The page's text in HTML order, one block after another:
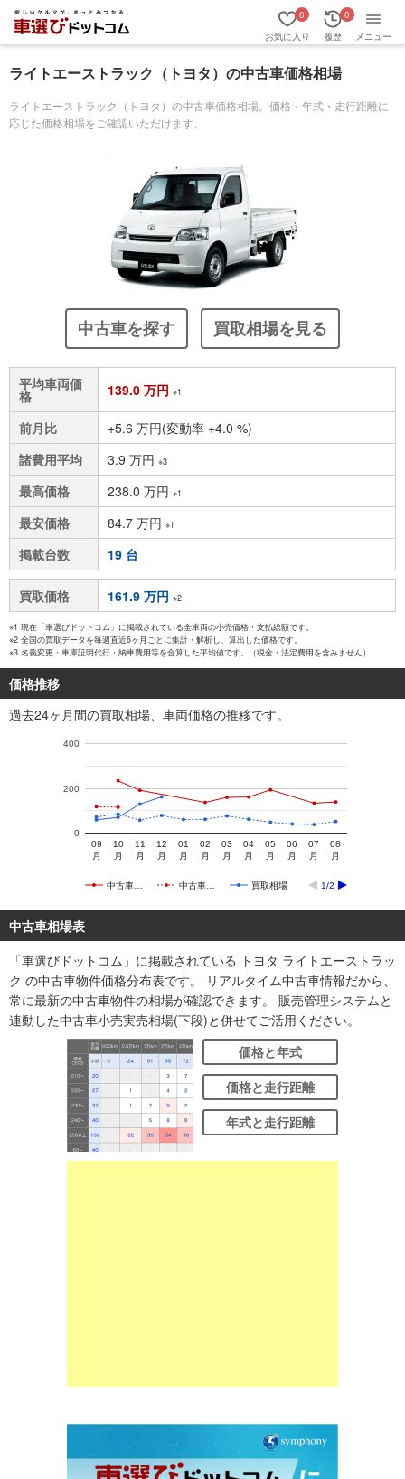
お気に入り
0
履歴
0
メニュー
ライトエーストラック（トヨタ）の中古車価格相場
ライトエーストラック（トヨタ）の中古車価格相場。価格・年式・走行距離に
応じた価格相場をご確認いただけます。
中古車を探す 買取相場を見る
平均車両価
格 139.0 万円 ※1
前月比
+5.6 万円(変動率 +4.0 %)
諸費用平均
3.9 万円 ※3
最高価格 238.0 万円 ※1
最安価格 84.7 万円 ※1
掲載台数 19 台
買取価格 161.9 万円 ※2
※1 現在「車選びドットコム」に掲載されている全車両の小売価格・支払総額です。
※2 全国の買取データを毎週直近6ヶ月ごとに集計・解析し、算出した価格です。
※3 名義変更・車庫証明代行・納車費用等を合算した平均値です。（税金・法定費用を含みません）
価格推移
過去24ヶ月間の買取相場、車両価格の推移です。
中古車… 中古車… 買取相場 1/2
09
月
10
月
11
月
12
月
01
月
02
月
03
月
04
月
05
月
06
月
07
月
08
月
0
200
400
中古車相場表
「車選びドットコム」に掲載されている トヨタ ライトエーストラッ
ク の中古車物件価格分布表です。 リアルタイム中古車情報だから、
常に最新の中古車物件の相場が確認できます。 販売管理システムと
連動した中古車小売実売相場(下段)と併せてご活用ください。
価格と年式
価格と走行距離
年式と走行距離